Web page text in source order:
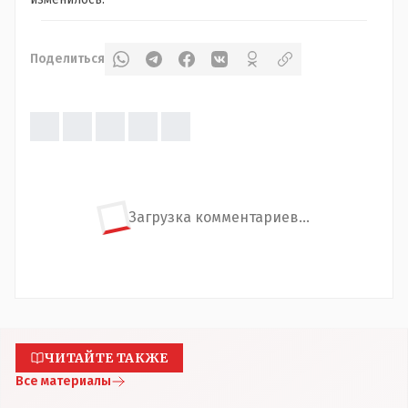
Поделиться
Загрузка комментариев...
ЧИТАЙТЕ ТАКЖЕ
Все материалы